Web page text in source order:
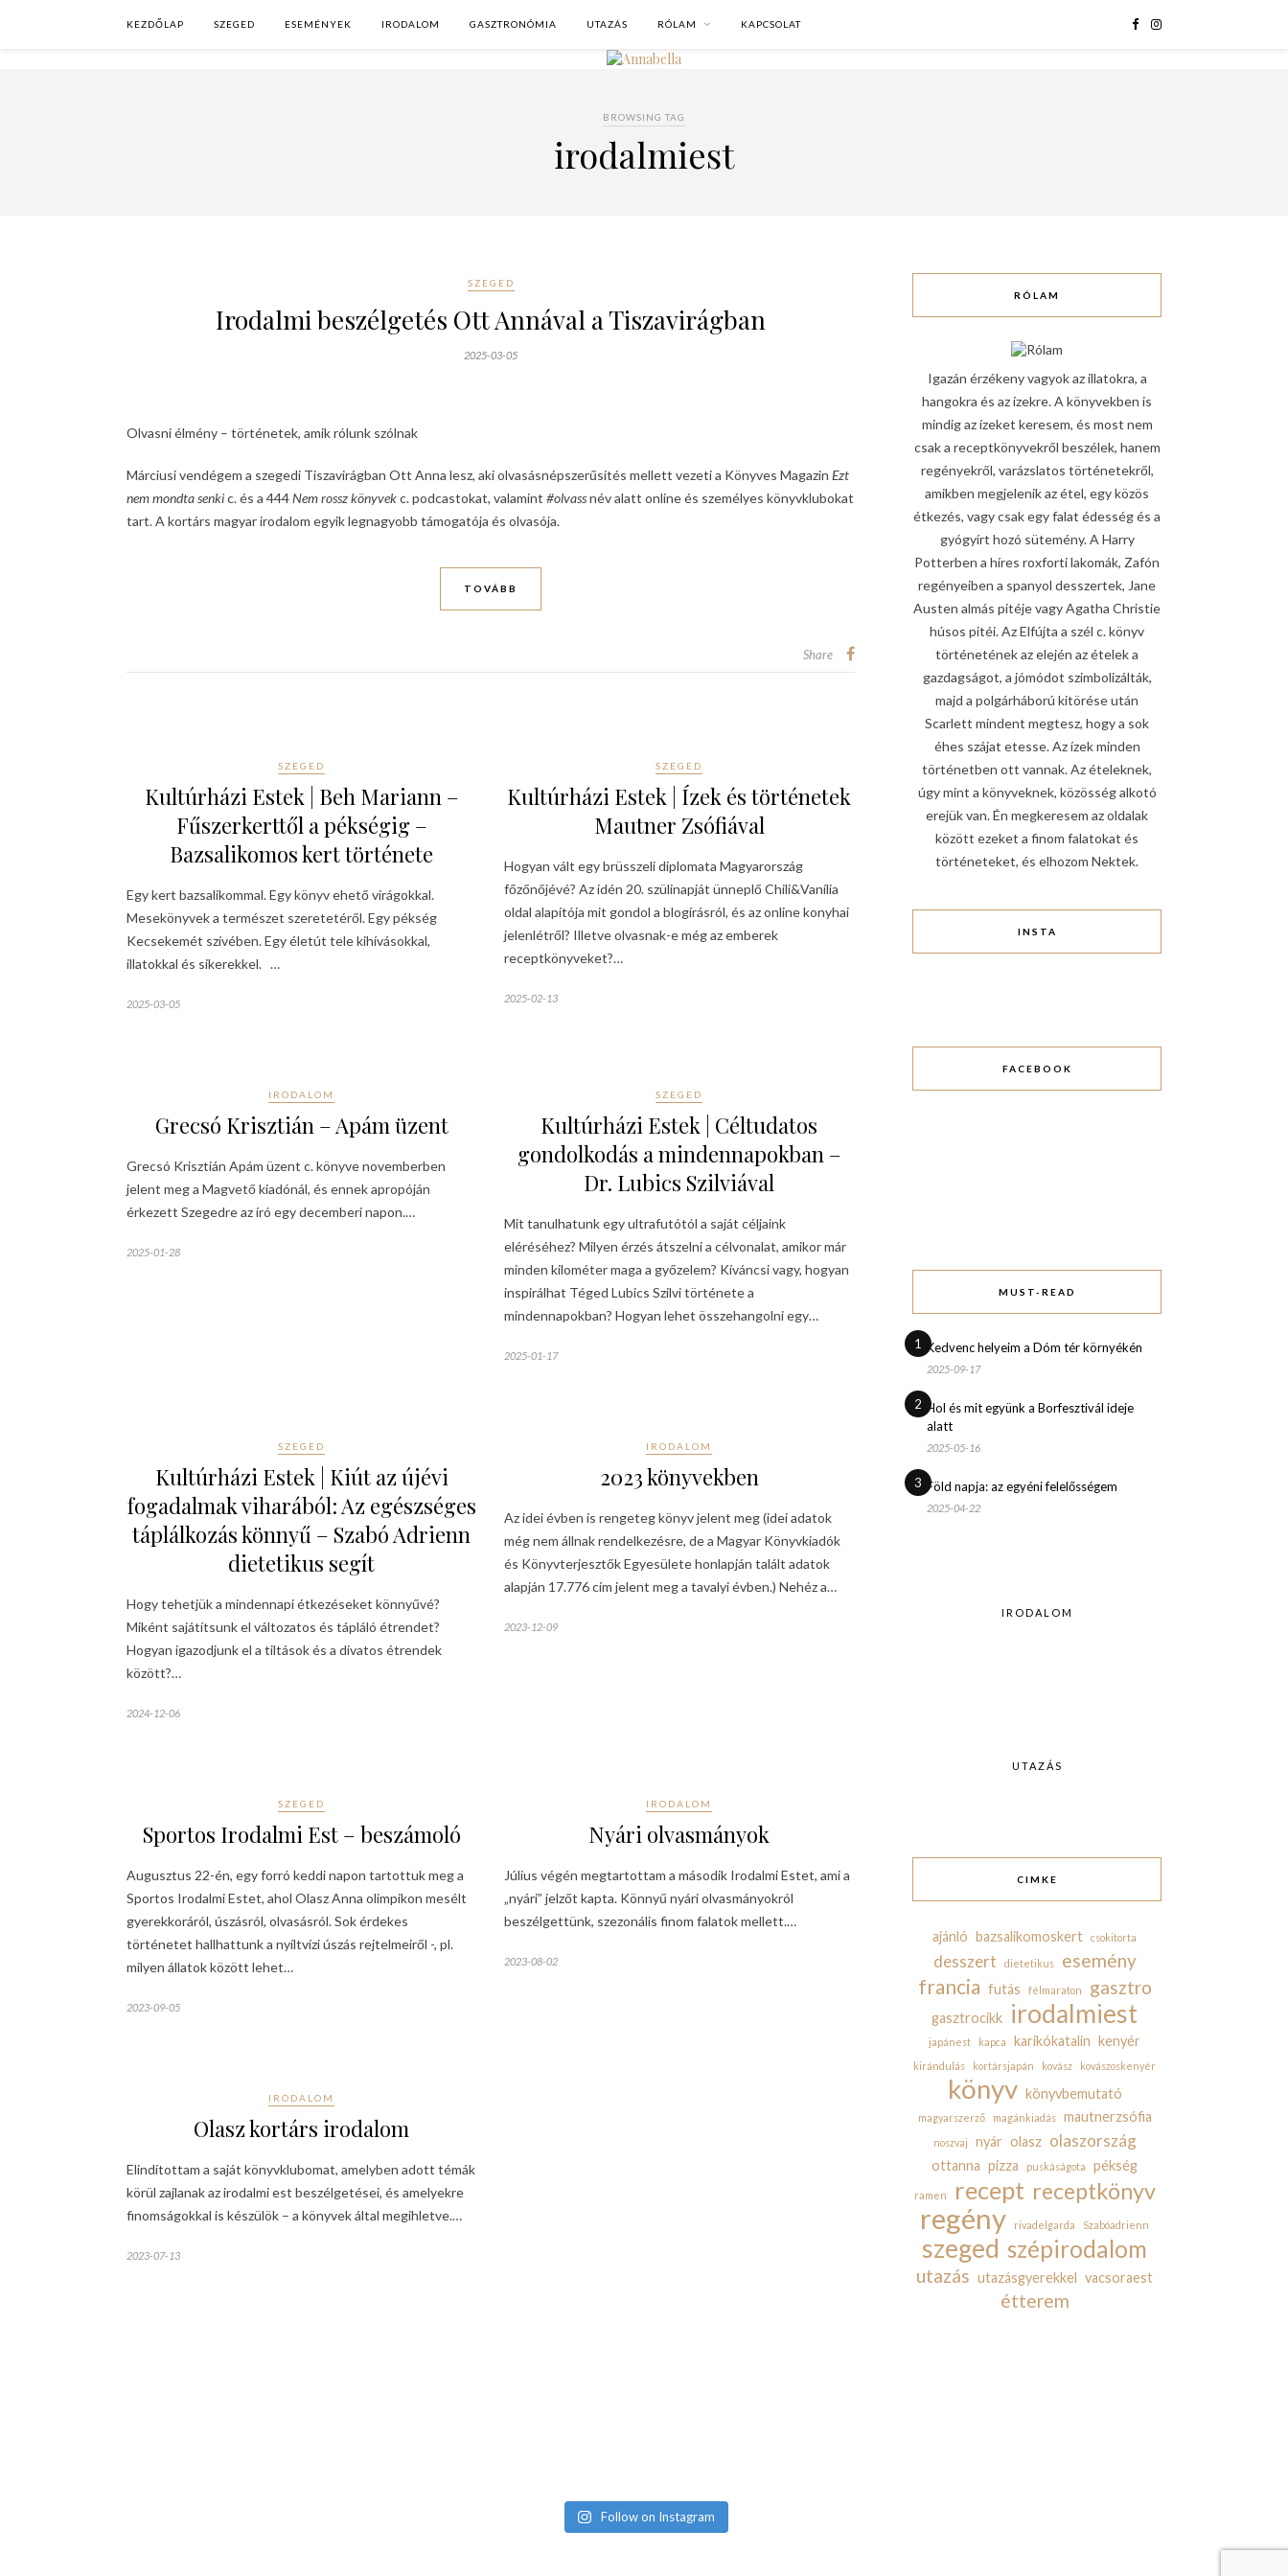
KEZDŐLAP SZEGED ESEMÉNYEK IRODALOM GASZTRONÓMIA UTAZÁS RÓLAM KAPCSOLAT
BROWSING TAG
irodalmiest
SZEGED
Irodalmi beszélgetés Ott Annával a Tiszavirágban
2025-03-05
Olvasni élmény – történetek, amik rólunk szólnak
Márciusi vendégem a szegedi Tiszavirágban Ott Anna lesz, aki olvasásnépszerűsítés mellett vezeti a Könyves Magazin Ezt
nem mondta senkic. és a 444Nem rossz könyvekc. podcastokat, valamint #olvassnév alatt online és személyes könyvklubokat
tart. A kortárs magyar irodalom egyik legnagyobb támogatója és olvasója.
TOVÁBB
Share
SZEGED
Kultúrházi Estek | Beh Mariann –
Fűszerkerttől a pékségig –
Bazsalikomos kert története
Egy kert bazsalikommal. Egy könyv ehető virágokkal.
Mesekönyvek a természet szeretetéről. Egy pékség
Kecsekemét szívében. Egy életút tele kihívásokkal,
illatokkal és sikerekkel. …
2025-03-05
SZEGED
Kultúrházi Estek | Ízek és történetek
Mautner Zsófiával
Hogyan vált egy brüsszeli diplomata Magyarország
főzőnőjévé? Az idén 20. szülinapját ünneplő Chili&Vanília
oldal alapítója mit gondol a blogírásról, és az online konyhai
jelenlétről? Illetve olvasnak-e még az emberek
receptkönyveket?…
2025-02-13
IRODALOM
Grecsó Krisztián – Apám üzent
Grecsó Krisztián Apám üzent c. könyve novemberben
jelent meg a Magvető kiadónál, és ennek apropóján
érkezett Szegedre az író egy decemberi napon.…
2025-01-28
SZEGED
Kultúrházi Estek | Céltudatos
gondolkodás a mindennapokban –
Dr. Lubics Szilviával
Mit tanulhatunk egy ultrafutótól a saját céljaink
eléréséhez? Milyen érzés átszelni a célvonalat, amikor már
minden kilométer maga a győzelem? Kíváncsi vagy, hogyan
inspirálhat Téged Lubics Szilvi története a
mindennapokban? Hogyan lehet összehangolni egy…
2025-01-17
SZEGED
Kultúrházi Estek | Kiút az újévi
fogadalmak viharából: Az egészséges
táplálkozás könnyű – Szabó Adrienn
dietetikus segít
Hogy tehetjük a mindennapi étkezéseket könnyűvé?
Miként sajátítsunk el változatos és tápláló étrendet?
Hogyan igazodjunk el a tiltások és a divatos étrendek
között?…
2024-12-06
IRODALOM
2023 könyvekben
Az idei évben is rengeteg könyv jelent meg (idei adatok
még nem állnak rendelkezésre, de a Magyar Könyvkiadók
és Könyvterjesztők Egyesülete honlapján talált adatok
alapján 17.776 cím jelent meg a tavalyi évben.) Nehéz a…
2023-12-09
SZEGED
Sportos Irodalmi Est – beszámoló
Augusztus 22-én, egy forró keddi napon tartottuk meg a
Sportos Irodalmi Estet, ahol Olasz Anna olimpikon mesélt
gyerekkoráról, úszásról, olvasásról. Sok érdekes
történetet hallhattunk a nyíltvízi úszás rejtelmeiről -, pl.
milyen állatok között lehet…
2023-09-05
IRODALOM
Nyári olvasmányok
Július végén megtartottam a második Irodalmi Estet, ami a
„nyári” jelzőt kapta. Könnyű nyári olvasmányokról
beszélgettünk, szezonális finom falatok mellett.…
2023-08-02
IRODALOM
Olasz kortárs irodalom
Elindítottam a saját könyvklubomat, amelyben adott témák
körül zajlanak az irodalmi est beszélgetései, és amelyekre
finomságokkal is készülök – a könyvek által megihletve.…
2023-07-13
RÓLAM
Igazán érzékeny vagyok az illatokra, a
hangokra és az ízekre. A könyvekben is
mindig az ízeket keresem, és most nem
csak a receptkönyvekről beszélek, hanem
regényekről, varázslatos történetekről,
amikben megjelenik az étel, egy közös
étkezés, vagy csak egy falat édesség és a
gyógyírt hozó sütemény. A Harry
Potterben a híres roxforti lakomák, Zafón
regényeiben a spanyol desszertek, Jane
Austen almás pitéje vagy Agatha Christie
húsos pitéi. Az Elfújta a szél c. könyv
történetének az elején az ételek a
gazdagságot, a jómódot szimbolizálták,
majd a polgárháború kitörése után
Scarlett mindent megtesz, hogy a sok
éhes szájat etesse. Az ízek minden
történetben ott vannak. Az ételeknek,
úgy mint a könyveknek, közösség alkotó
erejük van. Én megkeresem az oldalak
között ezeket a finom falatokat és
történeteket, és elhozom Nektek.
INSTA
FACEBOOK
MUST-READ
1 Kedvenc helyeim a Dóm tér környékén
2025-09-17
2 Hol és mit együnk a Borfesztivál ideje
alatt
2025-05-16
3 Föld napja: az egyéni felelősségem
2025-04-22
IRODALOM
UTAZÁS
CIMKE
ajánló bazsalikomoskert csokitorta
desszert dietetikus esemény
francia futás félmaraton gasztro
gasztrocikk irodalmiest
japánest kapca karikókatalin kenyér
kirándulás kortársjapán kovász kovászoskenyér
könyv könyvbemutató
magyarszerző magánkiadás mautnerzsófia
noszvaj nyár olasz olaszország
ottanna pizza puskáságota pékség
ramen recept receptkönyv
regény rivadelgarda Szabóadrienn
szeged szépirodalom
utazás utazásgyerekkel vacsoraest
étterem
Follow on Instagram